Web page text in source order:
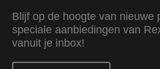
Blijf op de hoogte van nieuwe
speciale aanbiedingen van
vanuit je inbox!